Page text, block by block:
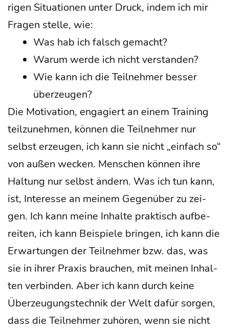
ri­gen Situa­tio­nen unter Druck, indem ich mir
Fra­gen stel­le, wie:
Was hab ich falsch gemacht?
War­um wer­de ich nicht verstanden?
Wie kann ich die Teil­neh­mer bes­ser
über­zeu­gen?
Die Moti­va­ti­on, enga­giert an einem Trai­ning
teil­zu­neh­men, kön­nen die Teil­neh­mer nur
selbst erzeu­gen, ich kann sie nicht „ein­fach so“
von außen wecken. Men­schen kön­nen ihre
Hal­tung nur selbst ändern. Was ich tun kann,
ist, Inter­es­se an mei­nem Gegen­über zu zei­
gen. Ich kann mei­ne Inhal­te prak­tisch auf­be­
rei­ten, ich kann Bei­spie­le brin­gen, ich kann die
Erwar­tun­gen der Teil­neh­mer bzw. das, was
sie in ihrer Pra­xis brau­chen, mit mei­nen Inhal­
ten ver­bin­den. Aber ich kann durch kei­ne
Über­zeu­gungs­tech­nik der Welt dafür sor­gen,
dass die Teil­neh­mer zuhö­ren, wenn sie nicht